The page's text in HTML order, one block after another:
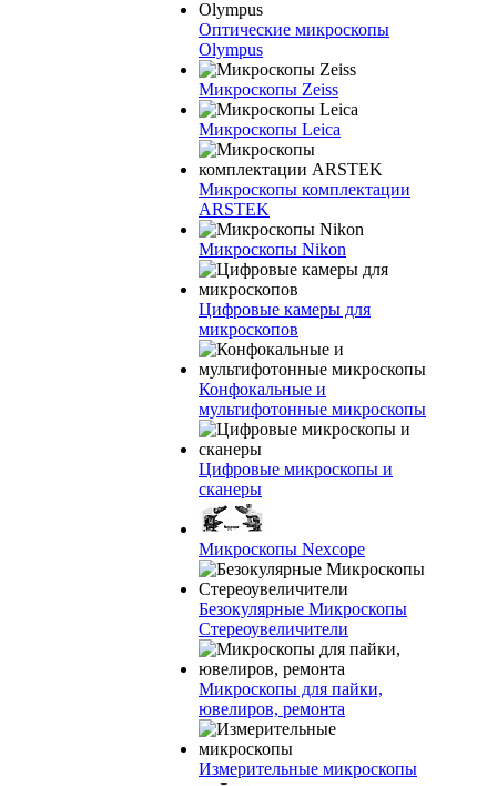
Оптические микроскопы
Olympus
Микроскопы Zeiss
Микроскопы Leica
Микроскопы комплектации
ARSTEK
Микроскопы Nikon
Цифровые камеры для
микроскопов
Конфокальные и
мультифотонные микроскопы
Цифровые микроскопы и
сканеры
Микроскопы Nexcope
Безокулярные Микроскопы
Стереоувеличители
Микроскопы для пайки,
ювелиров, ремонта
Измерительные микроскопы